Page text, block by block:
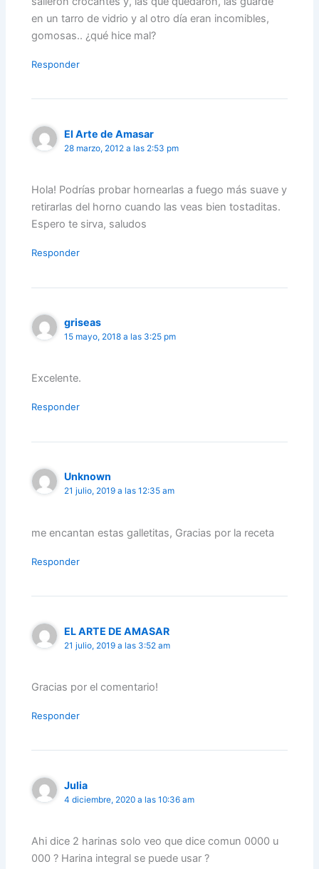
en un tarro de vidrio y al otro día eran incomibles,
gomosas.. ¿qué hice mal?
Responder
El Arte de Amasar
28 marzo, 2012 a las 2:53 pm
Hola! Podrías probar hornearlas a fuego más suave y
retirarlas del horno cuando las veas bien tostaditas.
Espero te sirva, saludos
Responder
griseas
15 mayo, 2018 a las 3:25 pm
Excelente.
Responder
Unknown
21 julio, 2019 a las 12:35 am
me encantan estas galletitas, Gracias por la receta
Responder
EL ARTE DE AMASAR
21 julio, 2019 a las 3:52 am
Gracias por el comentario!
Responder
Julia
4 diciembre, 2020 a las 10:36 am
Ahi dice 2 harinas solo veo que dice comun 0000 u
000 ? Harina integral se puede usar ?